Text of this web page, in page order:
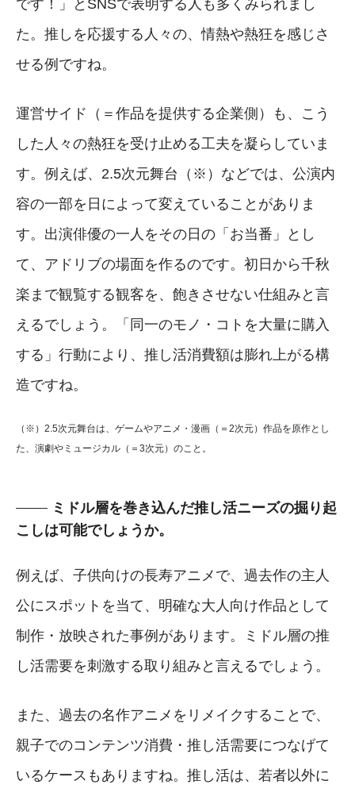
です！」とSNSで表明する人も多くみられまし
た。推しを応援する人々の、情熱や熱狂を感じさ
せる例ですね。
運営サイド（＝作品を提供する企業側）も、こう
した人々の熱狂を受け止める工夫を凝らしていま
す。例えば、2.5次元舞台（※）などでは、公演内
容の一部を日によって変えていることがありま
す。出演俳優の一人をその日の「お当番」とし
て、アドリブの場面を作るのです。初日から千秋
楽まで観覧する観客を、飽きさせない仕組みと言
えるでしょう。「同一のモノ・コトを大量に購入
する」行動により、推し活消費額は膨れ上がる構
造ですね。
（※）2.5次元舞台は、ゲームやアニメ・漫画（＝2次元）作品を原作とし
た、演劇やミュージカル（＝3次元）のこと。
ミドル層を巻き込んだ推し活ニーズの掘り起
こしは可能でしょうか。
例えば、子供向けの長寿アニメで、過去作の主人
公にスポットを当て、明確な大人向け作品として
制作・放映された事例があります。ミドル層の推
し活需要を刺激する取り組みと言えるでしょう。
また、過去の名作アニメをリメイクすることで、
親子でのコンテンツ消費・推し活需要につなげて
いるケースもありますね。推し活は、若者以外に